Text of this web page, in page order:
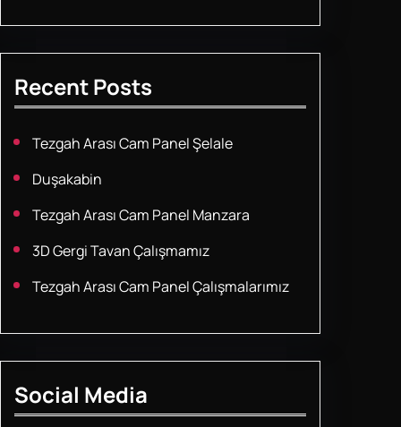
Recent Posts
Tezgah Arası Cam Panel Şelale
Duşakabin
Tezgah Arası Cam Panel Manzara
3D Gergi Tavan Çalışmamız
Tezgah Arası Cam Panel Çalışmalarımız
Social Media